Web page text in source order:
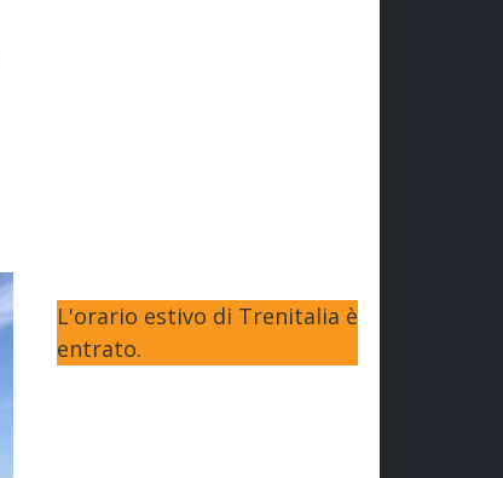
L'orario estivo di Trenitalia è
entrato.